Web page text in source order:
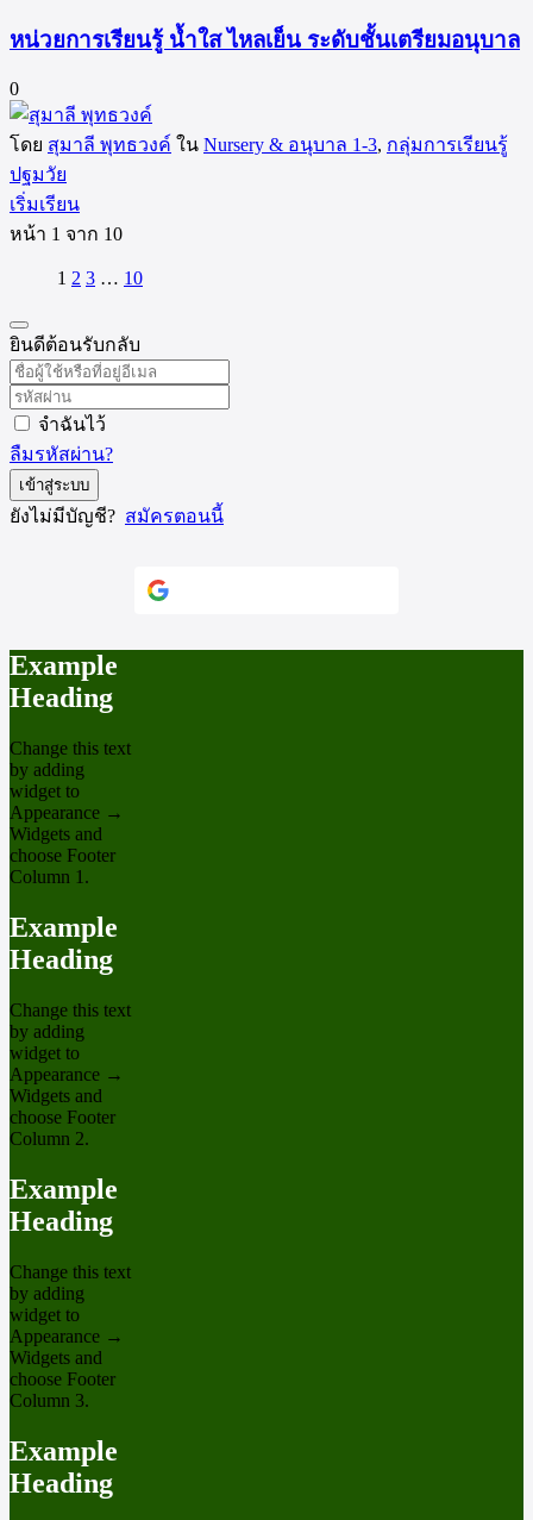
หน่วยการเรียนรู้ น้ำใส ไหลเย็น ระดับชั้นเตรียมอนุบาล
0
โดย สุมาลี พุทธวงค์ ใน Nursery & อนุบาล 1-3, กลุ่มการเรียนรู้
ปฐมวัย
เริ่มเรียน
หน้า 1 จาก 10
1 2 3 … 10
ยินดีต้อนรับกลับ
จำฉันไว้
ลืมรหัสผ่าน?
เข้าสู่ระบบ
ยังไม่มีบัญชี? สมัครตอนนี้
Example
Heading
Change this text
by adding
widget to
Appearance →
Widgets and
choose Footer
Column 1.
Example
Heading
Change this text
by adding
widget to
Appearance →
Widgets and
choose Footer
Column 2.
Example
Heading
Change this text
by adding
widget to
Appearance →
Widgets and
choose Footer
Column 3.
Example
Heading